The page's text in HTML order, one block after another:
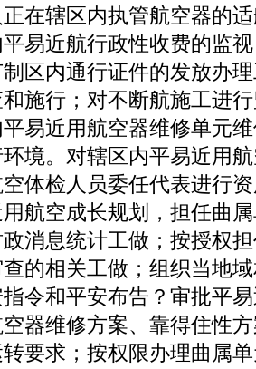
在辖区内执管航空器的
易近航行政性收费的监
区内通行证件的发放办
施行；对不断航施工进
易近用航空器维修单元
境。对辖区内平易近用
体检人员委任代表进行
航空成长规划，担任曲
消息统计工做；按授权
的相关工做；组织当地
令和平安布告？审批平
器维修方案、靠得住性
要求；按权限办理曲属